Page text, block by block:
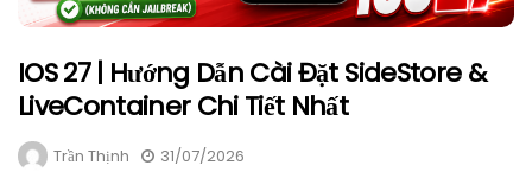
IOS 27 | Hướng Dẫn Cài Đặt SideStore &
LiveContainer Chi Tiết Nhất
Trần Thịnh 31/07/2026